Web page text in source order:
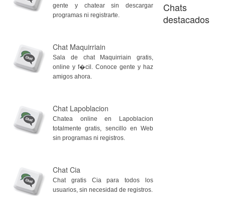
gente y chatear sin descargar
programas ni registrarte.
Chat Maquirriain
Sala de chat Maquirriain gratis,
online y f�cil. Conoce gente y haz
amigos ahora.
Chat Lapoblacion
Chatea online en Lapoblacion
totalmente gratis, sencillo en Web
sin programas ni registros.
Chat Cia
Chat gratis Cia para todos los
usuarios, sin necesidad de registros.
Chats
destacados